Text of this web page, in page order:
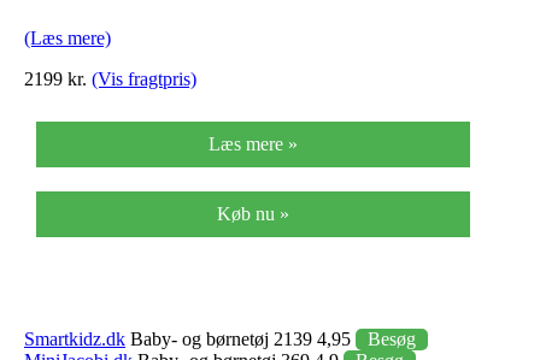
(Læs mere)
2199 kr. (Vis fragtpris)
Læs mere »
Køb nu »
Smartkidz.dk Baby- og børnetøj 2139 4,95
Besøg